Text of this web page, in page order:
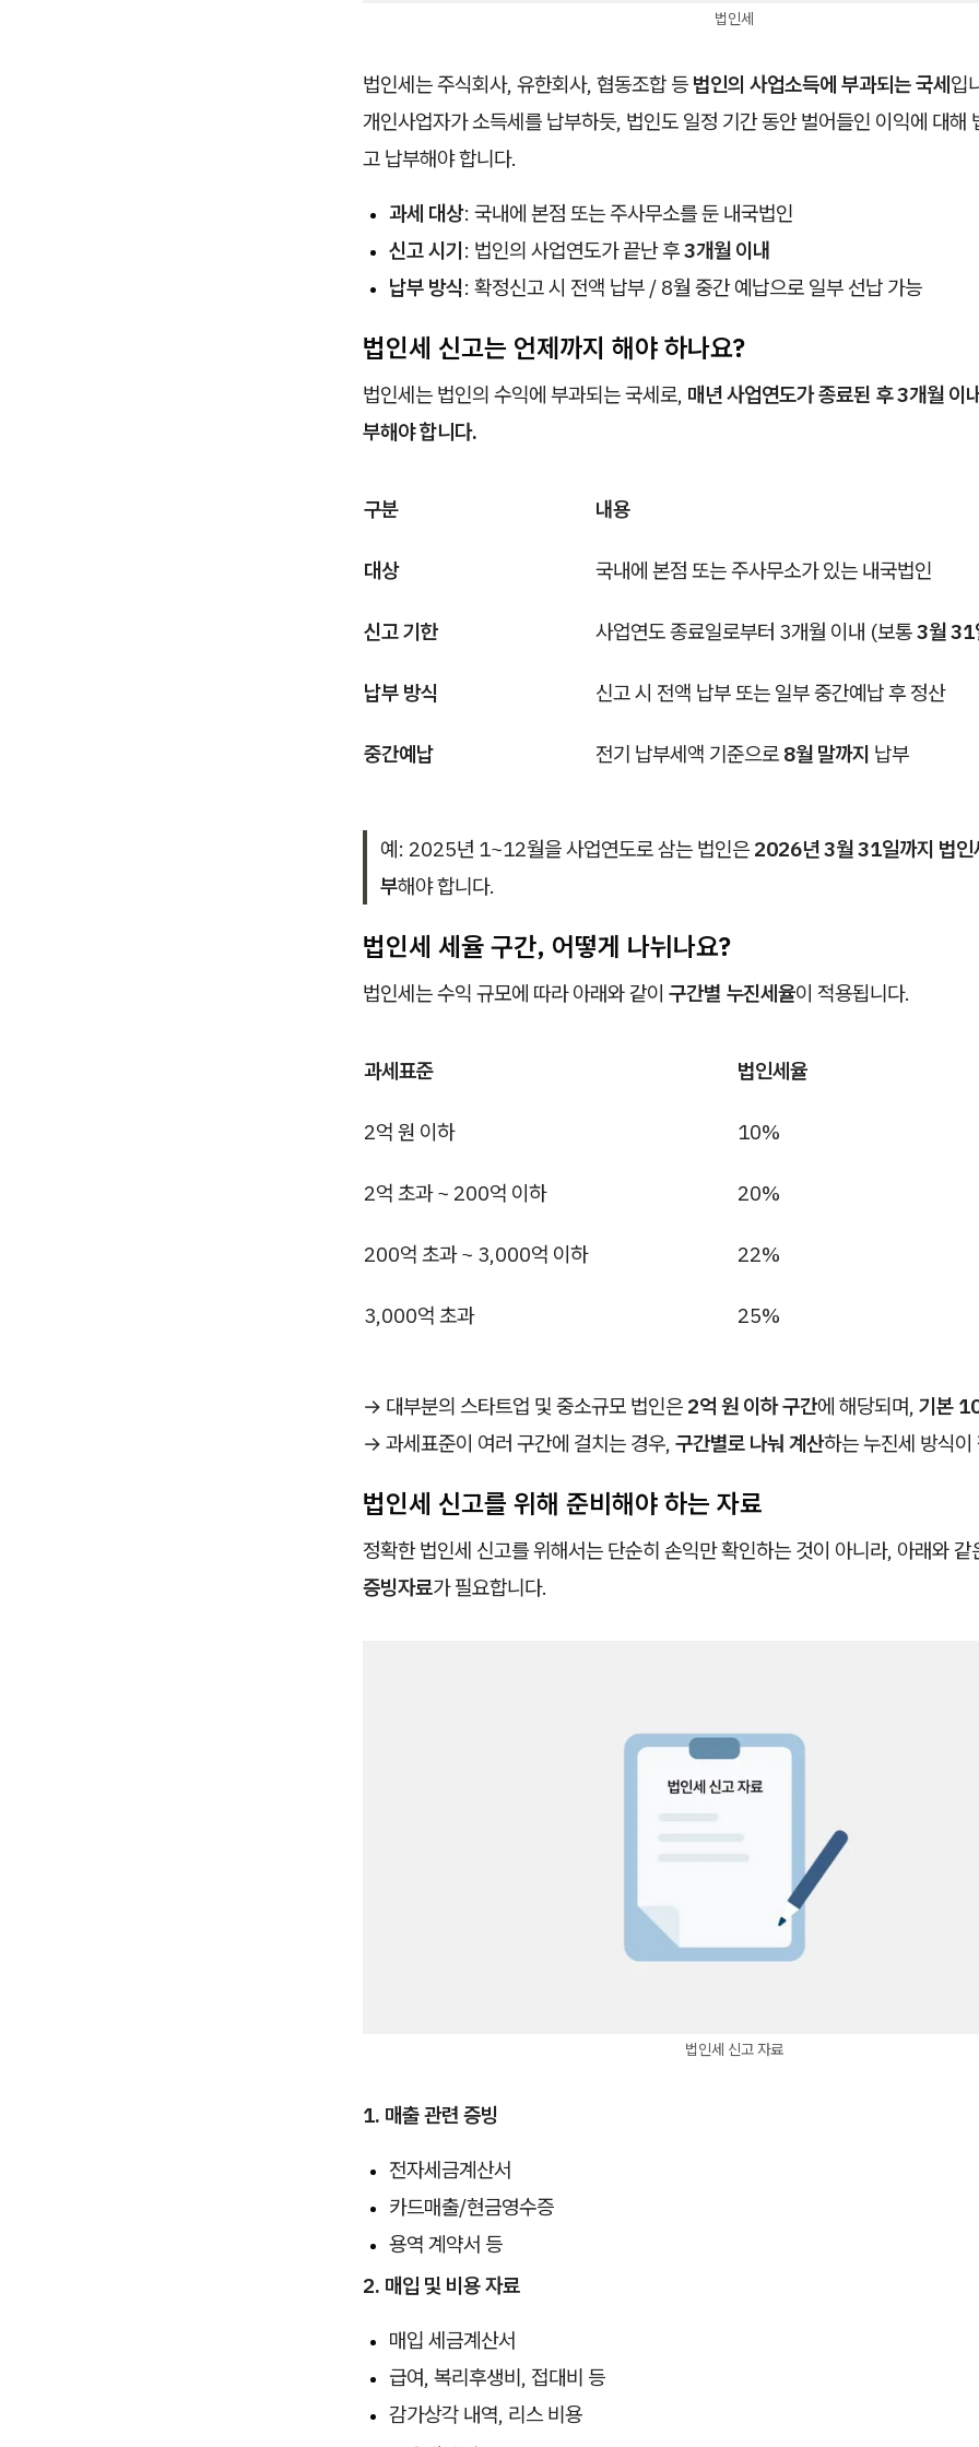
법인세
법인세는 주식회사, 유한회사, 협동조합 등 법인의 사업소득에 부과되는 국세입
개인사업자가 소득세를 납부하듯, 법인도 일정 기간 동안 벌어들인 이익에 대해
고 납부해야 합니다.
과세 대상: 국내에 본점 또는 주사무소를 둔 내국법인
신고 시기: 법인의 사업연도가 끝난 후3개월 이내
납부 방식: 확정신고 시 전액 납부 / 8월 중간 예납으로 일부 선납 가능
법인세 신고는 언제까지 해야 하나요?
법인세는 법인의 수익에 부과되는 국세로, 매년 사업연도가 종료된 후 3개월 이
부해야 합니다.
구분 내용
대상 국내에 본점 또는 주사무소가 있는 내국법인
신고 기한 사업연도 종료일로부터 3개월 이내 (보통3월 31
납부 방식 신고 시 전액 납부 또는 일부 중간예납 후 정산
중간예납 전기 납부세액 기준으로 8월 말까지 납부
예: 2025년 1~12월을 사업연도로 삼는 법인은 2026년 3월 31일까지 법인
부해야 합니다.
법인세 세율 구간, 어떻게 나뉘나요?
법인세는 수익 규모에 따라 아래와 같이 구간별 누진세율이 적용됩니다.
과세표준 법인세율
2억 원 이하 10%
2억 초과 ~ 200억 이하 20%
200억 초과 ~ 3,000억 이하 22%
3,000억 초과 25%
→ 대부분의 스타트업 및 중소규모 법인은 2억 원 이하 구간에 해당되며, 기본
→ 과세표준이 여러 구간에 걸치는 경우, 구간별로 나눠 계산하는 누진세 방식이
법인세 신고를 위해 준비해야 하는 자료
정확한 법인세 신고를 위해서는 단순히 손익만 확인하는 것이 아니라, 아래와 같
증빙자료가 필요합니다.
법인세 신고 자료
1. 매출 관련 증빙
전자세금계산서
카드매출/현금영수증
용역 계약서 등
2. 매입 및 비용 자료
매입 세금계산서
급여, 복리후생비, 접대비 등
감가상각 내역, 리스 비용